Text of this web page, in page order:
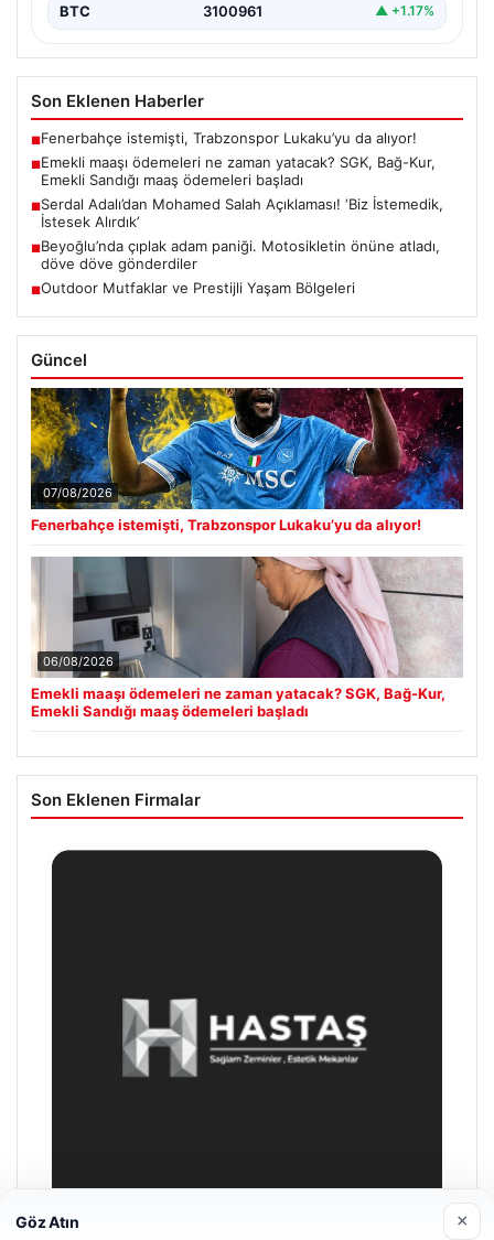
BTC 3100961 ▲ +1.17%
Son Eklenen Haberler
■Fenerbahçe istemişti, Trabzonspor Lukaku’yu da alıyor!
■Emekli maaşı ödemeleri ne zaman yatacak? SGK, Bağ-Kur,
Emekli Sandığı maaş ödemeleri başladı
■Serdal Adalı’dan Mohamed Salah Açıklaması! ‘Biz İstemedik,
İstesek Alırdık’
■Beyoğlu’nda çıplak adam paniği. Motosikletin önüne atladı,
döve döve gönderdiler
■Outdoor Mutfaklar ve Prestijli Yaşam Bölgeleri
Güncel
07/08/2026
Fenerbahçe istemişti, Trabzonspor Lukaku’yu da alıyor!
06/08/2026
Emekli maaşı ödemeleri ne zaman yatacak? SGK, Bağ-Kur,
Emekli Sandığı maaş ödemeleri başladı
Son Eklenen Firmalar
Göz Atın ×